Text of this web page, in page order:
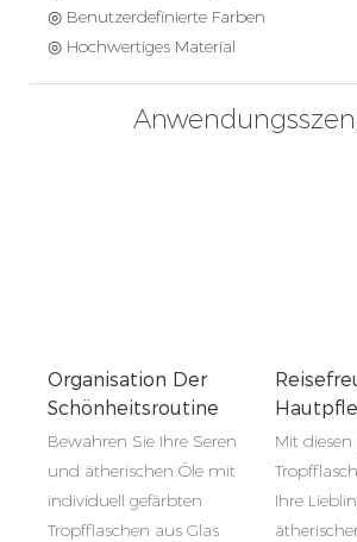
◎ Benutzerdefinierte Farben
◎ Hochwertiges Material
Organisation Der
Schönheitsroutine
Bewahren Sie Ihre Seren
und ätherischen Öle mit
individuell gefärbten
Tropfflaschen aus Glas
Mit
Ihre